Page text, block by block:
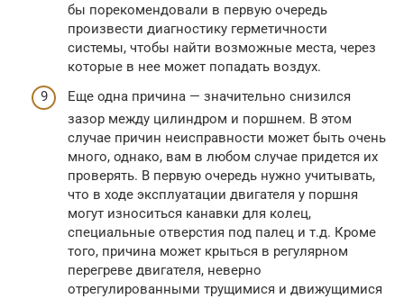
бы порекомендовали в первую очередь
произвести диагностику герметичности
системы, чтобы найти возможные места, через
которые в нее может попадать воздух.
Еще одна причина — значительно снизился
зазор между цилиндром и поршнем. В этом
случае причин неисправности может быть очень
много, однако, вам в любом случае придется их
проверять. В первую очередь нужно учитывать,
что в ходе эксплуатации двигателя у поршня
могут износиться канавки для колец,
специальные отверстия под палец и т.д. Кроме
того, причина может крыться в регулярном
перегреве двигателя, неверно
отрегулированными трущимися и движущимися